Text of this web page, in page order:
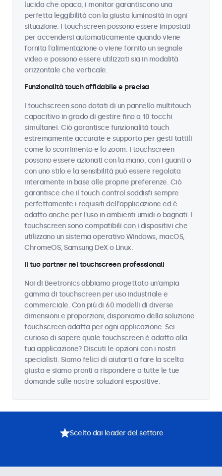
lucida che opaca, i monitor garantiscono una
perfetta leggibilità con la giusta luminosità in ogni
situazione. I touchscreen possono essere impostati
per accendersi automaticamente quando viene
fornita l'alimentazione o viene fornito un segnale
video e possono essere utilizzati sia in modalità
orizzontale che verticale.
Funzionalità touch affidabile e precisa
I touchscreen sono dotati di un pannello multitouch
capacitivo in grado di gestire fino a 10 tocchi
simultanei. Ciò garantisce funzionalità touch
estremamente accurate e supporto per gesti tattili
come lo scorrimento e lo zoom. I touchscreen
possono essere azionati con la mano, con i guanti o
con uno stilo e la sensibilità può essere regolata
interamente in base alle proprie preferenze. Ciò
garantisce che il touch control soddisfi sempre
perfettamente i requisiti dell'applicazione ed è
adatto anche per l'uso in ambienti umidi o bagnati. I
touchscreen sono compatibili con i dispositivi che
utilizzano un sistema operativo Windows, macOS,
ChromeOS, Samsung DeX o Linux.
Il tuo partner nei touchscreen professionali
Noi di Beetronics abbiamo progettato un'ampia
gamma di touchscreen per uso industriale e
commerciale. Con più di 60 modelli di diverse
dimensioni e proporzioni, disponiamo della soluzione
touchscreen adatta per ogni applicazione. Sei
curioso di sapere quale touchscreen è adatto alla
tua applicazione? Discuti le opzioni con i nostri
specialisti. Siamo felici di aiutarti a fare la scelta
giusta e siamo pronti a rispondere a tutte le tue
domande sulle nostre soluzioni espositive.
Scelto dai leader del settore